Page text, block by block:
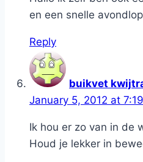
en een snelle
Reply
buikvet
January 5, 2012 at
Ik hou er zo van in de
Houd je lekker in